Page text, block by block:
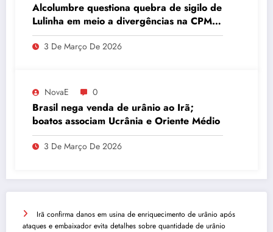
Alcolumbre questiona quebra de sigilo de
Lulinha em meio a divergências na CPMI
do INSS
3 De Março De 2026
NovaE 0
Brasil nega venda de urânio ao Irã;
boatos associam Ucrânia e Oriente Médio
3 De Março De 2026
Irã confirma danos em usina de enriquecimento de urânio após
ataques e embaixador evita detalhes sobre quantidade de urânio